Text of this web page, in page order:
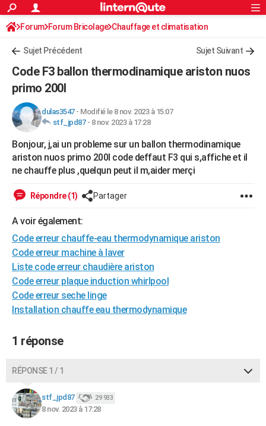
ACTUALITÉS
Politique
Société
Faits Divers
Education
Monde
Villes
+
Programme TV
Streaming
Cinéma
Sorties cinéma
Musique
FINANCE
Retraite
Impôts
Epargne
Immobilier
Risques naturels par ville
Banque
Assurance
Crédit
AUTO
Essais
Réserver un essai
Citadines
Berlines
SUV
Forum auto
HIGH-TECH
Mobiles
Meilleur smartphone
Internet
Ordinateurs
Jeux vidéo
Guide high-tech
+BRICOLAGE
SANTE
Alimentation
Guide de la santé
Maladies
Médicaments
Sommeil
VOYAGE
Destinations
City break
Voyage nature
Voyage de noces
Forum
Climat
+PHOTO
GUIDES D'ACHAT
Carte de Noël
Carte Bonne année
Carte Saint-Valentin
Carte Pâques
Carte d'anniversaire
DICTIONNAIRE
Dictionnaire
Biographies
Citations
Expressions
Proverbes
PROGRAMME TV
Rechercher
S'inscrire
Connexion
Forum Forum Bricolage Chauffage et climatisation
Sujet Précédent Sujet Suivant
Code F3 ballon thermodinamique ariston nuos
primo 200l
dulas3547- Modifié le 8 nov. 2023 à 15:07
stf_jpd87- 8 nov. 2023 à 17:28
Bonjour, j,ai un probleme sur un ballon thermodinamique
ariston nuos primo 200l code deffaut F3 qui s,affiche et il
ne chauffe plus ,quelqun peut il m,aider merçi
Répondre (1) Partager
A voir également:
Code erreur chauffe-eau thermodynamique ariston
Code erreur machine à laver
Liste code erreur chaudière ariston
Code erreur plaque induction whirlpool
Code erreur seche linge
Installation chauffe eau thermodynamique
1 réponse
RÉPONSE 1 / 1
stf_jpd87 29 933
8 nov. 2023 à 17:28